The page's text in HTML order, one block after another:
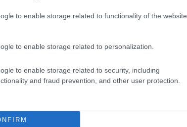
to enable storage related to functionality of the website
to enable storage related to personalization.
to enable storage related to security, including
and fraud prevention, and other user protection.
Pinterest
a glamour.hu